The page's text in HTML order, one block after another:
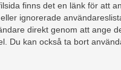
finns det en länk för att
ignorerade
direkt genom att ange
Du kan också ta bort